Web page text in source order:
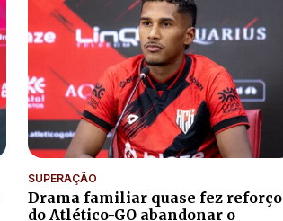
SUPERAÇÃO
Drama familiar quase fez reforço
do Atlético-GO abandonar o